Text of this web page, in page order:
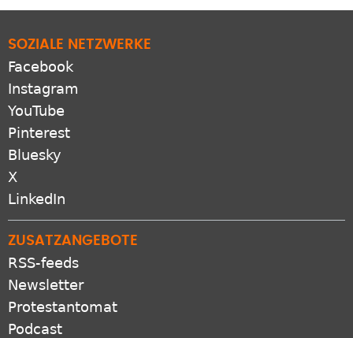
SOZIALE NETZWERKE
Facebook
Instagram
YouTube
Pinterest
Bluesky
X
LinkedIn
ZUSATZANGEBOTE
RSS-feeds
Newsletter
Protestantomat
Podcast